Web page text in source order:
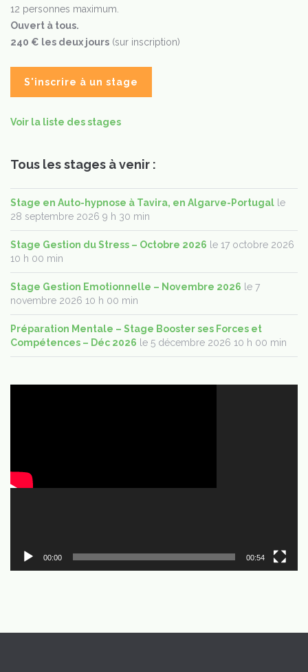
12 personnes maximum.
Ouvert à tous.
240 € les deux jours (sur inscription)
S'inscrire à un stage
Voir la liste des stages
Tous les stages à venir :
Stage en Auto-hypnose à Tavira, en Algarve-Portugal le
28 septembre 2026 9 h 30 min
Stage Gestion du Stress – Octobre 2026 le 17 octobre 2026
10 h 00 min
Stage Gestion Emotionnelle – Novembre 2026 le 7
novembre 2026 10 h 00 min
Préparation Mentale – Stage Booster ses Forces et
Compétences – Déc 2026 le 5 décembre 2026 10 h 00 min
00:00 00:54